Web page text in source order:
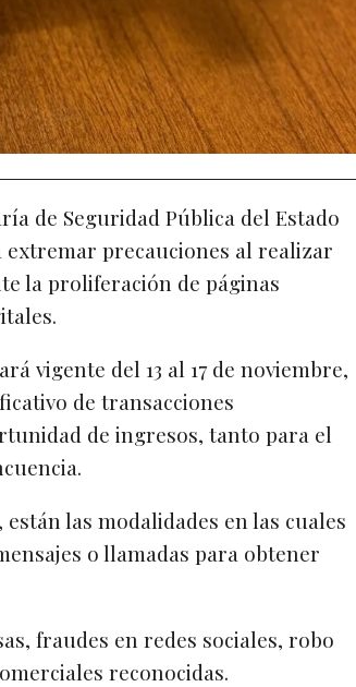
de Seguridad Pública del Estado
extremar precauciones al realizar
la proliferación de páginas
vigente del 13 al 17 de noviembre,
de transacciones
de ingresos, tanto para el
las modalidades en las cuales
o llamadas para obtener
fraudes en redes sociales, robo
reconocidas.